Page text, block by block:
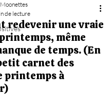
redevenir une vraie
même
de temps. (En
carnet des
printemps à
Moonettes
de lecture